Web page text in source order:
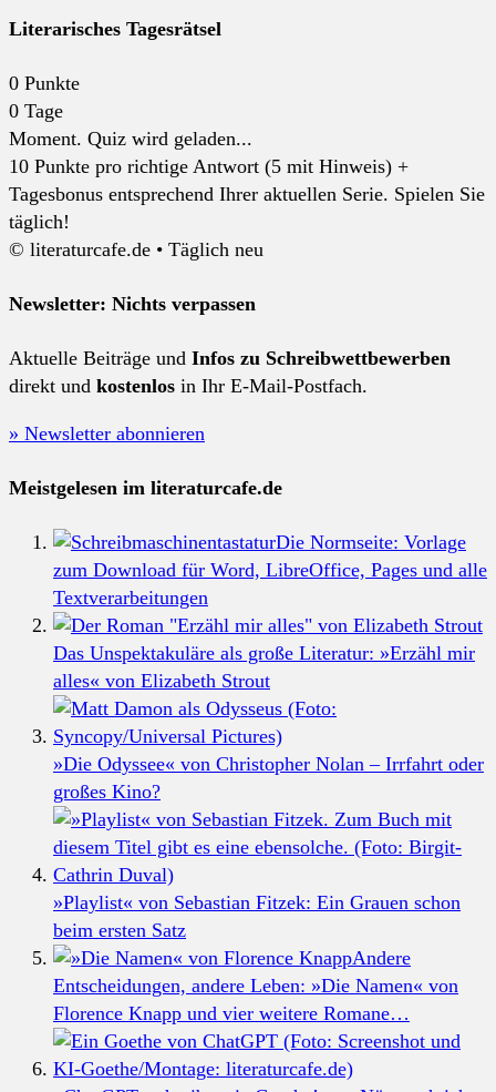
Literarisches Tagesrätsel
0 Punkte
0 Tage
Moment. Quiz wird geladen...
10 Punkte pro richtige Antwort (5 mit Hinweis) +
Tagesbonus entsprechend Ihrer aktuellen Serie. Spielen Sie
täglich!
© literaturcafe.de • Täglich neu
Newsletter: Nichts verpassen
Aktuelle Beiträge und Infos zu Schreibwettbewerben
direkt und kostenlos in Ihr E-Mail-Postfach.
» Newsletter abonnieren
Meistgelesen im literaturcafe.de
Die Normseite: Vorlage
zum Download für Word, LibreOffice, Pages und alle
Textverarbeitungen
Das Unspektakuläre als große Literatur: »Erzähl mir
alles« von Elizabeth Strout
»Die Odyssee« von Christopher Nolan – Irrfahrt oder
großes Kino?
»Playlist« von Sebastian Fitzek: Ein Grauen schon
beim ersten Satz
Andere
Entscheidungen, andere Leben: »Die Namen« von
Florence Knapp und vier weitere Romane…